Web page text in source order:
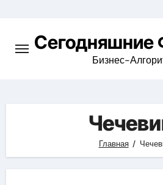
содержимомуСегодняшние
Бизнес-
Главная